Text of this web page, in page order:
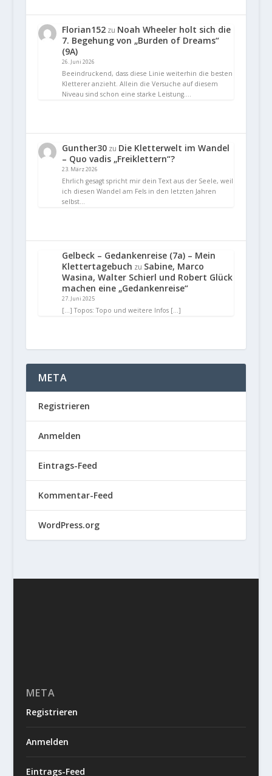
Florian152zu Noah Wheeler holt sich die
7. Begehung von „Burden of Dreams“
(9A)
26. Juni 2026
Beeindruckend, dass diese Linie weiterhin die besten
Kletterer anzieht. Allein die Versuche auf diesem
Niveau sind schon eine starke Leistung.…
Gunther30zu Die Kletterwelt im Wandel
– Quo vadis „Freiklettern“?
23. März 2026
Ehrlich gesagt spricht mir dein Text aus der Seele, weil
ich diesen Wandel am Fels in den letzten Jahren
selbst…
Gelbeck – Gedankenreise (7a) – Mein
Klettertagebuch zu Sabine, Marco
Wasina, Walter Schierl und Robert Glück
machen eine „Gedankenreise“
27. Juni 2025
[…] Topos: Topo und weitere Infos […]
META
Registrieren
Anmelden
Eintrags-Feed
Kommentar-Feed
WordPress.org
META
Registrieren
Anmelden
Eintrags-Feed